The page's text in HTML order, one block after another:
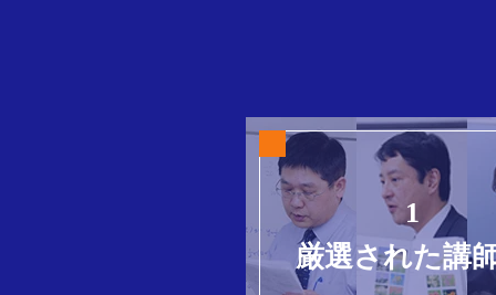
1
厳選された講